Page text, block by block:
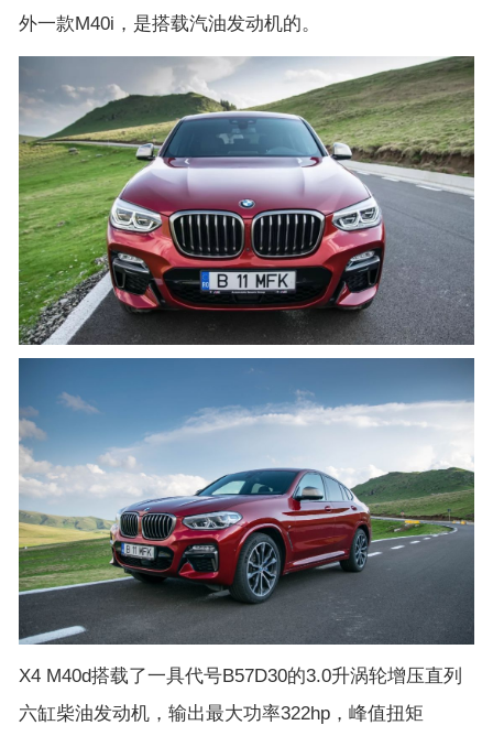
外一款M40i，是搭载汽油发动机的。
X4 M40d搭载了一具代号B57D30的3.0升涡轮增压直列
六缸柴油发动机，输出最大功率322hp，峰值扭矩